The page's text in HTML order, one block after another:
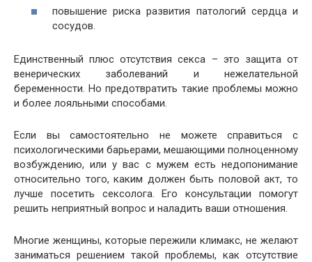
повышение риска развития патологий сердца и
сосудов.
Единственный плюс отсутствия секса – это защита от
венерических заболеваний и нежелательной
беременности. Но предотвратить такие проблемы можно
и более лояльными способами.
Если вы самостоятельно не можете справиться с
психологическими барьерами, мешающими полноценному
возбуждению, или у вас с мужем есть недопонимание
относительно того, каким должен быть половой акт, то
лучше посетить сексолога. Его консультации помогут
решить неприятный вопрос и наладить ваши отношения.
Многие женщины, которые пережили климакс, не желают
заниматься решением такой проблемы, как отсутствие